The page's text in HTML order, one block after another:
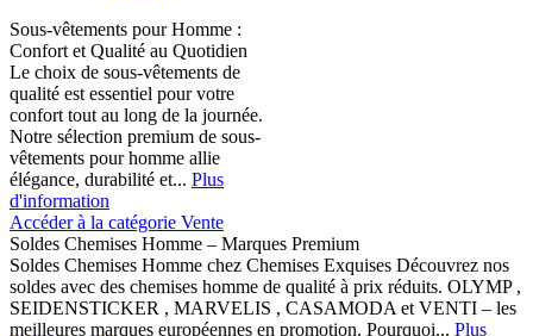
Sous-vêtements pour Homme :
Confort et Qualité au Quotidien
Le choix de sous-vêtements de
qualité est essentiel pour votre
confort tout au long de la journée.
Notre sélection premium de sous-
vêtements pour homme allie
élégance, durabilité et... Plus
d'information
Accéder à la catégorie Vente
Soldes Chemises Homme – Marques Premium
Soldes Chemises Homme chez Chemises Exquises Découvrez nos
soldes avec des chemises homme de qualité à prix réduits. OLYMP ,
SEIDENSTICKER , MARVELIS , CASAMODA et VENTI – les
meilleures marques européennes en promotion. Pourquoi... Plus